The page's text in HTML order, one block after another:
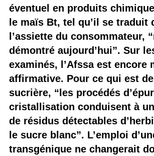
éventuel en produits
le maïs Bt, tel qu’il se traduit
l’assiette du consommateur,
démontré aujourd’hui”. Sur
examinés, l’Afssa est encore
affirmative. Pour ce qui est
sucrière, “les procédés
cristallisation conduisent à
de résidus détectables
le sucre blanc”. L’emploi
transgénique ne changerait